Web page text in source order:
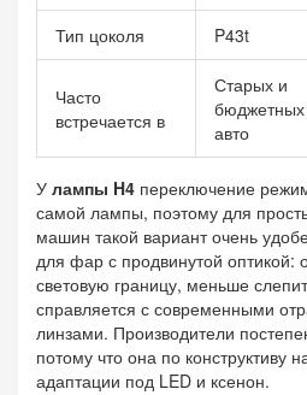
Тип цоколя P43t
Часто
встречается в
Старых и
бюджетных
авто
У лампы H4 переключение
самой лампы, поэтому для
машин такой вариант очень
для фар с продвинутой оптикой:
световую границу, меньше
справляется с современными
линзами. Производители
потому что она по конструктиву
адаптации под LED и ксенон.